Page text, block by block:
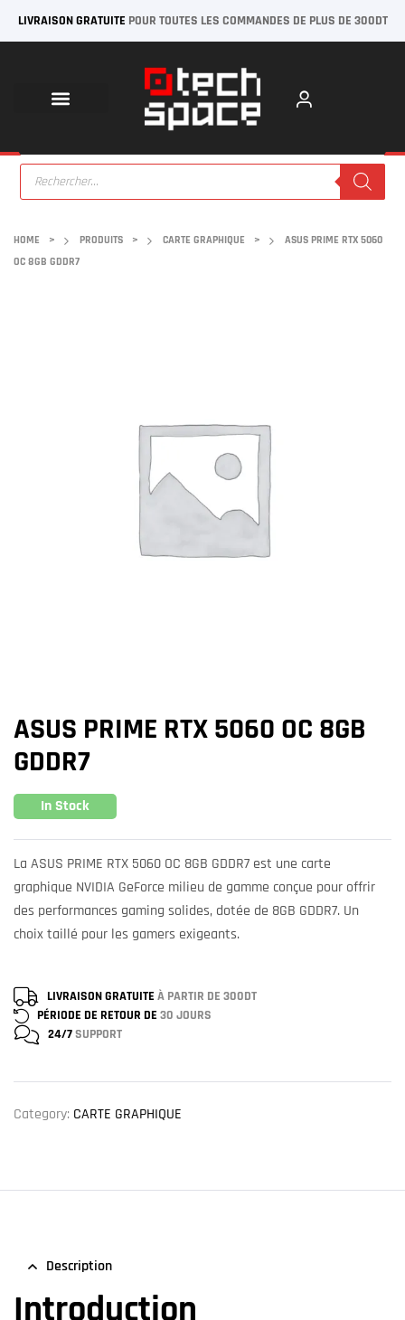
LIVRAISON GRATUITE POUR TOUTES LES COMMANDES DE PLUS DE 300DT
HOME > PRODUITS > CARTE GRAPHIQUE >
ASUS PRIME RTX 5060
OC 8GB GDDR7
ASUS PRIME RTX 5060 OC 8GB
GDDR7
In Stock
La ASUS PRIME RTX 5060 OC 8GB GDDR7 est une carte
graphique NVIDIA GeForce milieu de gamme conçue pour offrir
des performances gaming solides, dotée de 8GB GDDR7. Un
choix taillé pour les gamers exigeants.
LIVRAISON GRATUITE À PARTIR DE 300DT
PÉRIODE DE RETOUR DE 30 JOURS
24/7SUPPORT
Category: CARTE GRAPHIQUE
Description
Introduction